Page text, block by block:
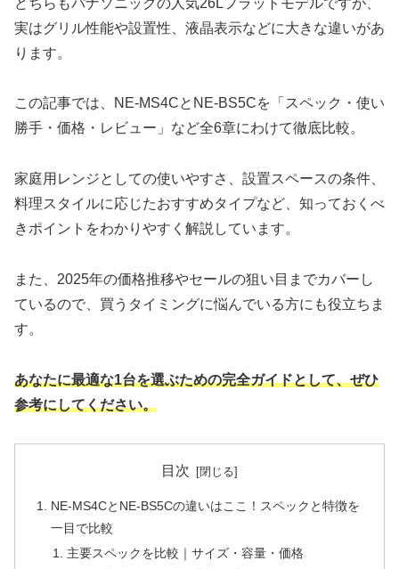
実はグリル性能や設置性、液晶表示などに大きな違いがあ
ります。
この記事では、NE-MS4CとNE-BS5Cを「スペック・使い
勝手・価格・レビュー」など全6章にわけて徹底比較。
家庭用レンジとしての使いやすさ、設置スペースの条件、
料理スタイルに応じたおすすめタイプなど、知っておくべ
きポイントをわかりやすく解説しています。
また、2025年の価格推移やセールの狙い目までカバーし
ているので、買うタイミングに悩んでいる方にも役立ちま
す。
あなたに最適な1台を選ぶための完全ガイドとして、ぜひ
参考にしてください。
目次
NE-MS4CとNE-BS5Cの違いはここ！スペックと特徴を
一目で比較
主要スペックを比較｜サイズ・容量・価格